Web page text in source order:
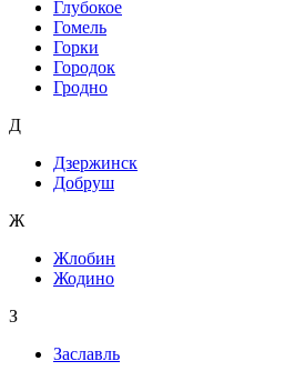
Глубокое
Гомель
Горки
Городок
Гродно
Д
Дзержинск
Добруш
Ж
Жлобин
Жодино
З
Заславль